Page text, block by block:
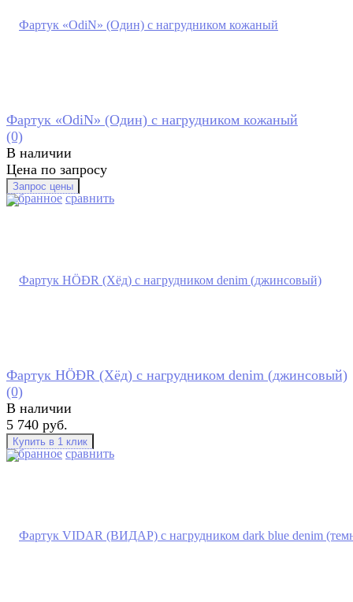
избранное сравнить
Фартук «OdiN» (Один) с нагрудником кожаный
(0)
В наличии
Цена по запросу
избранное сравнить
Фартук HÖĐR (Хёд) с нагрудником denim (джинсовый)
(0)
В наличии
5 740 руб.